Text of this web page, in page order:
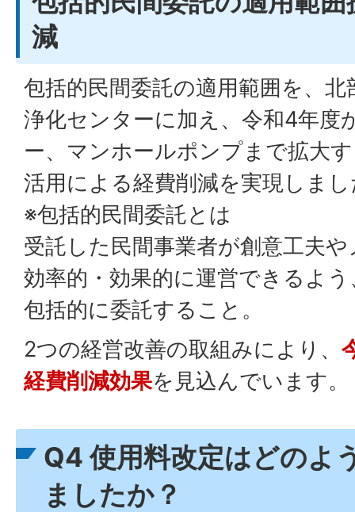
減
包括的民間委託の適用範囲を、
浄化センターに加え、令和4年度
ー、マンホールポンプまで拡大
活用による経費削減を実現しま
※包括的民間委託とは
受託した民間事業者が創意工夫
効率的・効果的に運営できるよ
包括的に委託すること。
2つの経営改善の取組みにより、
経費削減効果を見込んでいます。
Q4 使用料改定はどのよ
ましたか？